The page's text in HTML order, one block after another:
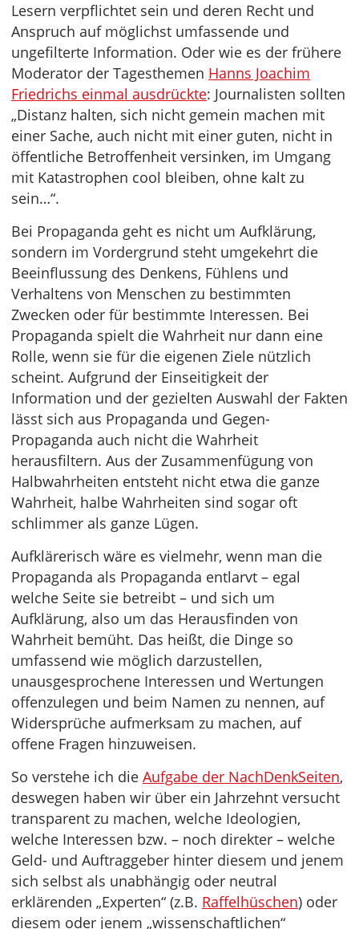
Lesern verpflichtet sein und deren Recht und
Anspruch auf möglichst umfassende und
ungefilterte Information. Oder wie es der frühere
Moderator der Tagesthemen Hanns Joachim
Friedrichs einmal ausdrückte: Journalisten sollten
„Distanz halten, sich nicht gemein machen mit
einer Sache, auch nicht mit einer guten, nicht in
öffentliche Betroffenheit versinken, im Umgang
mit Katastrophen cool bleiben, ohne kalt zu
sein…“.
Bei Propaganda geht es nicht um Aufklärung,
sondern im Vordergrund steht umgekehrt die
Beeinflussung des Denkens, Fühlens und
Verhaltens von Menschen zu bestimmten
Zwecken oder für bestimmte Interessen. Bei
Propaganda spielt die Wahrheit nur dann eine
Rolle, wenn sie für die eigenen Ziele nützlich
scheint. Aufgrund der Einseitigkeit der
Information und der gezielten Auswahl der Fakten
lässt sich aus Propaganda und Gegen-
Propaganda auch nicht die Wahrheit
herausfiltern. Aus der Zusammenfügung von
Halbwahrheiten entsteht nicht etwa die ganze
Wahrheit, halbe Wahrheiten sind sogar oft
schlimmer als ganze Lügen.
Aufklärerisch wäre es vielmehr, wenn man die
Propaganda als Propaganda entlarvt – egal
welche Seite sie betreibt – und sich um
Aufklärung, also um das Herausfinden von
Wahrheit bemüht. Das heißt, die Dinge so
umfassend wie möglich darzustellen,
unausgesprochene Interessen und Wertungen
offenzulegen und beim Namen zu nennen, auf
Widersprüche aufmerksam zu machen, auf
offene Fragen hinzuweisen.
So verstehe ich die Aufgabe der NachDenkSeiten,
deswegen haben wir über ein Jahrzehnt versucht
transparent zu machen, welche Ideologien,
welche Interessen bzw. – noch direkter – welche
Geld- und Auftraggeber hinter diesem und jenem
sich selbst als unabhängig oder neutral
erklärenden „Experten“ (z.B. Raffelhüschen) oder
diesem oder jenem „wissenschaftlichen“